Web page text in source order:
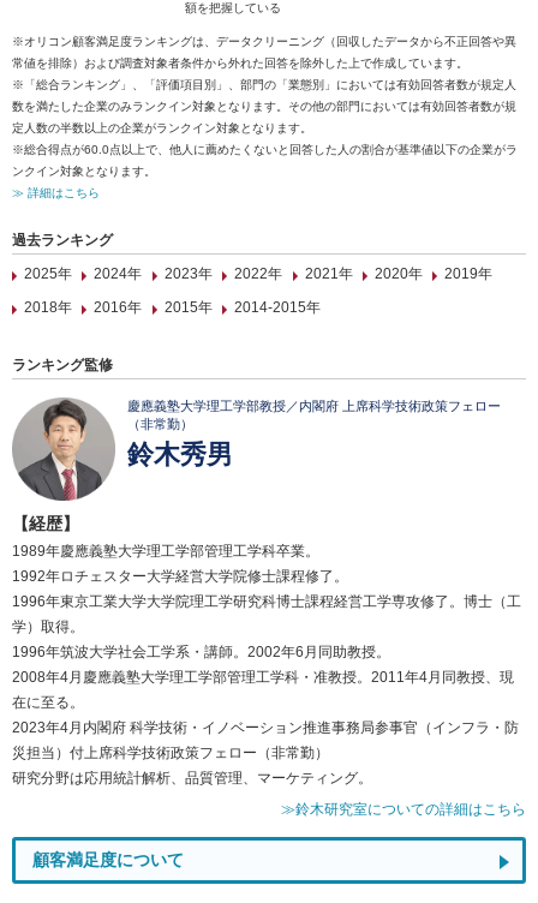
額を把握している
※オリコン顧客満足度ランキングは、データクリーニング（回収したデータから不正回答や異
常値を排除）および調査対象者条件から外れた回答を除外した上で作成しています。
※「総合ランキング」、「評価項目別」、部門の「業態別」においては有効回答者数が規定人
数を満たした企業のみランクイン対象となります。その他の部門においては有効回答者数が規
定人数の半数以上の企業がランクイン対象となります。
※総合得点が60.0点以上で、他人に薦めたくないと回答した人の割合が基準値以下の企業がラ
ンクイン対象となります。
≫ 詳細はこちら
過去ランキング
2025年
2024年 2023年 2022年 2021年 2020年
2019年
2018年
2016年 2015年 2014-2015年
ランキング監修
慶應義塾大学理工学部教授／内閣府 上席科学技術政策フェロー
（非常勤）
鈴木秀男
【経歴】
1989年慶應義塾大学理工学部管理工学科卒業。
1992年ロチェスター大学経営大学院修士課程修了。
1996年東京工業大学大学院理工学研究科博士課程経営工学専攻修了。博士（工
学）取得。
1996年筑波大学社会工学系・講師。2002年6月同助教授。
2008年4月慶應義塾大学理工学部管理工学科・准教授。2011年4月同教授、現
在に至る。
2023年4月内閣府 科学技術・イノベーション推進事務局参事官（インフラ・防
災担当）付上席科学技術政策フェロー（非常勤）
研究分野は応用統計解析、品質管理、マーケティング。
≫鈴木研究室についての詳細はこちら
顧客満足度について